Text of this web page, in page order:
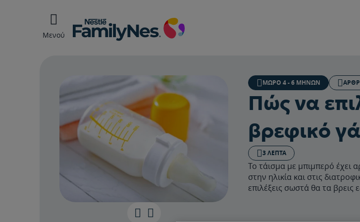
Μενού
ΜΩΡΌ 4 - 6 ΜΗΝΏΝ
Πώς να
βρεφικό
3 ΛΕΠΤΆ
Το τάισμα με μπιμπερό έχει
στην ηλικία και στις
επιλέξεις σωστά θα τα βρεις